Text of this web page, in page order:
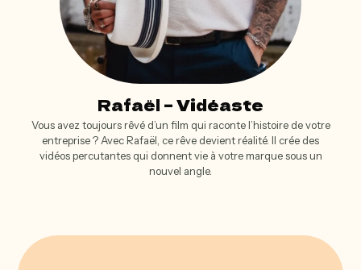
Rafaël – Vidéaste
Vous avez toujours rêvé d’un film qui raconte l’histoire de votre
entreprise ? Avec Rafaël, ce rêve devient réalité. Il crée des
vidéos percutantes qui donnent vie à votre marque sous un
nouvel angle.